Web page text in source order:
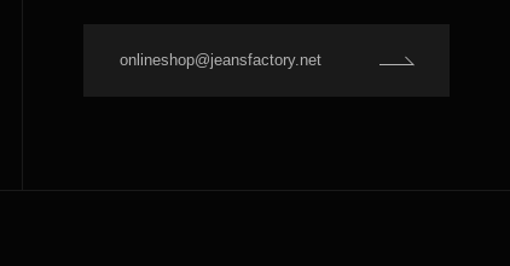
onlineshop@jeansfactory.net